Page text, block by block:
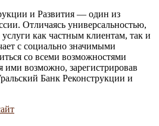
и Развития — один из
Отличаясь универсальностью,
как частным клиентам, так и
с социально значимыми
со всеми возможностями
ими возможно, зарегистрировав
Банк Реконструкции и